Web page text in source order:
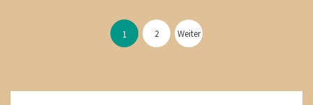
Seitennummerierung
der
Beiträge
1 2 Weiter